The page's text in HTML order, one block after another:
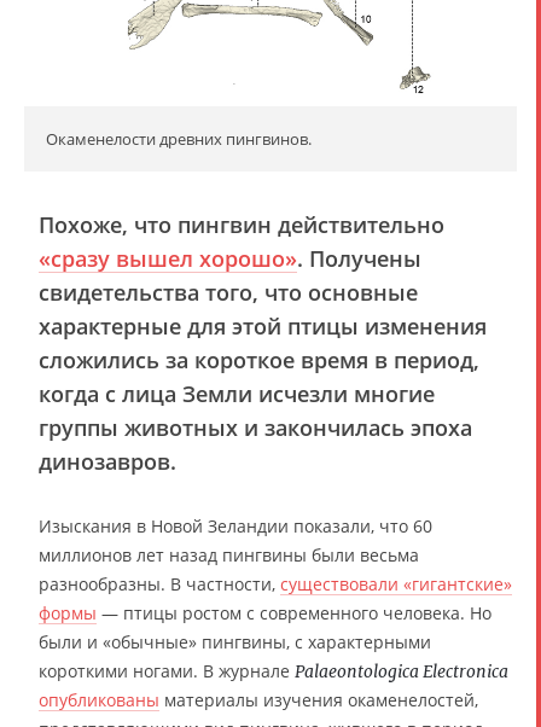
Окаменелости древних пингвинов.
Похоже, что пингвин действительно
«сразу вышел хорошо». Получены
свидетельства того, что основные
характерные для этой птицы изменения
сложились за короткое время в период,
когда с лица Земли исчезли многие
группы животных и закончилась эпоха
динозавров.
Изыскания в Новой Зеландии показали, что 60
миллионов лет назад пингвины были весьма
разнообразны. В частности, существовали «гигантские»
формы — птицы ростом с современного человека. Но
были и «обычные» пингвины, с характерными
короткими ногами. В журнале Palaeontologica Electronica
опубликованы материалы изучения окаменелостей,